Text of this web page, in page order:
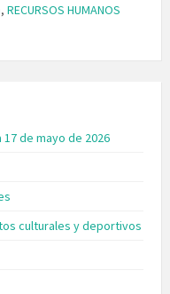
, RECURSOS HUMANOS
de mayo de 2026
culturales y deportivos